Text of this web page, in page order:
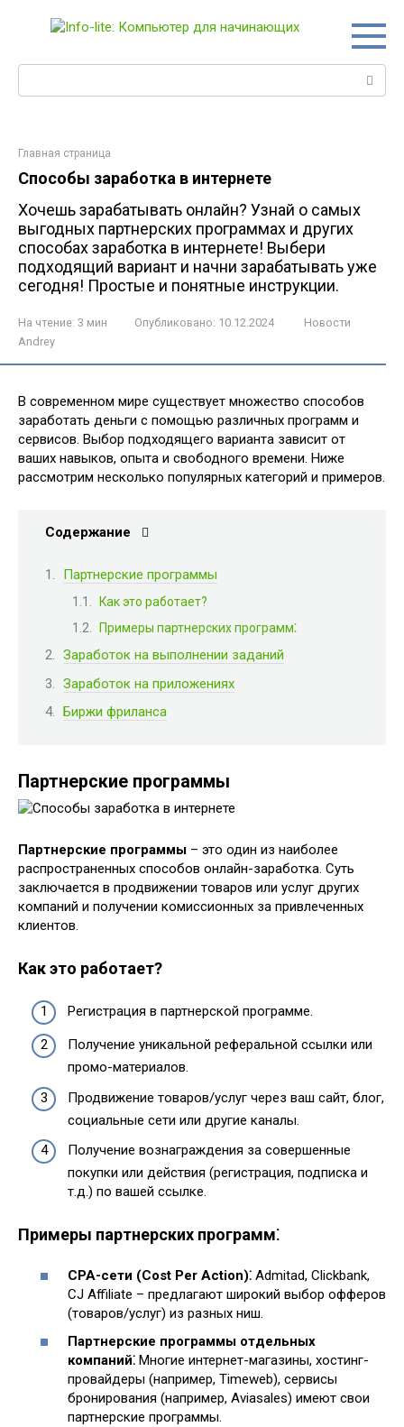
Главная страница
Способы заработка в интернете
Хочешь зарабатывать онлайн? Узнай о самых
выгодных партнерских программах и других
способах заработка в интернете! Выбери
подходящий вариант и начни зарабатывать уже
сегодня! Простые и понятные инструкции.
На чтение: 3 мин Опубликовано: 10.12.2024
Новости
Andrey
В современном мире существует множество способов
заработать деньги с помощью различных программ и
сервисов. Выбор подходящего варианта зависит от
ваших навыков, опыта и свободного времени. Ниже
рассмотрим несколько популярных категорий и примеров.
Содержание
Партнерские программы
Как это работает?
Примеры партнерских программ⁚
Заработок на выполнении заданий
Заработок на приложениях
Биржи фриланса
Партнерские программы
Партнерские программы – это один из наиболее
распространенных способов онлайн-заработка. Суть
заключается в продвижении товаров или услуг других
компаний и получении комиссионных за привлеченных
клиентов.
Как это работает?
Регистрация в партнерской программе.
Получение уникальной реферальной ссылки или
промо-материалов.
Продвижение товаров/услуг через ваш сайт, блог,
социальные сети или другие каналы.
Получение вознаграждения за совершенные
покупки или действия (регистрация, подписка и
т.д.) по вашей ссылке.
Примеры партнерских программ⁚
CPA-сети (Cost Per Action)⁚ Admitad, Clickbank,
CJ Affiliate – предлагают широкий выбор офферов
(товаров/услуг) из разных ниш.
Партнерские программы отдельных
компаний⁚ Многие интернет-магазины, хостинг-
провайдеры (например, Timeweb), сервисы
бронирования (например, Aviasales) имеют свои
партнерские программы.